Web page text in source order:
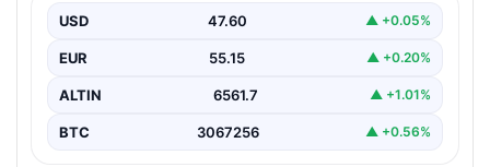
USD 47.60 ▲ +0.05%
EUR 55.15 ▲ +0.20%
ALTIN 6561.7 ▲ +1.01%
BTC 3067256 ▲ +0.56%